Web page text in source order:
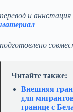
перевод и
материал
подготовлено
Читайте также:
Внешняя
для
границе с